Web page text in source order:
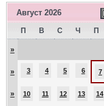
Август 2026
П В С Ч П
»
» 3 4 5 6 7
» 10 11 12 13 14